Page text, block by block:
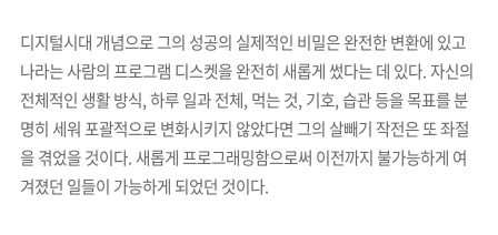
디지털시대 개념으로 그의 성공의 실제적인 비밀은 완전한 변환에 있고
나라는 사람의 프로그램 디스켓을 완전히 새롭게 썼다는 데 있다. 자신의
전체적인 생활 방식, 하루 일과 전체, 먹는 것, 기호, 습관 등을 목표를 분
명히 세워 포괄적으로 변화시키지 않았다면 그의 살빼기 작전은 또 좌절
을 겪었을 것이다. 새롭게 프로그래밍함으로써 이전까지 불가능하게 여
겨졌던 일들이 가능하게 되었던 것이다.